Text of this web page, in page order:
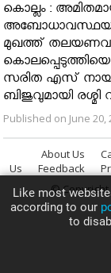
കൊല്ലം :
മുഖത്ത് തലയണവച്ച്
സരിത എസ്
ബിജുവുമായി രശ്മി
Published on June 20,
About Us
Us
Feedback
© Copyright
Like most
according to our
to